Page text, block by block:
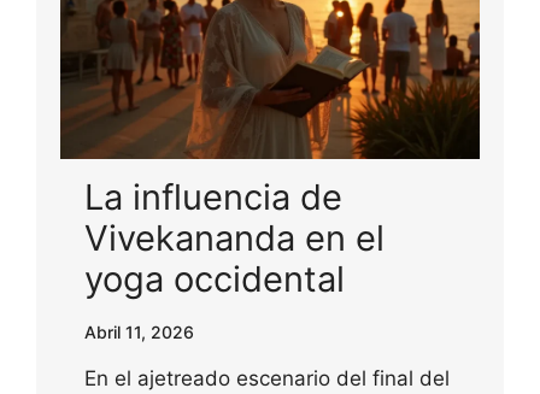
La influencia de
Vivekananda en el
yoga occidental
Abril 11, 2026
En el ajetreado escenario del final del